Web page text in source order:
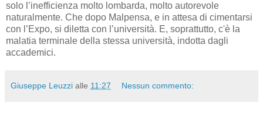
solo l’inefficienza molto lombarda, molto autorevole
naturalmente. Che dopo Malpensa, e in attesa di cimentarsi
con l’Expo, si diletta con l’università. E, soprattutto, c'è la
malatia terminale della stessa università, indotta dagli
accademici.
Giuseppe Leuzzi alle 11:27 Nessun commento: